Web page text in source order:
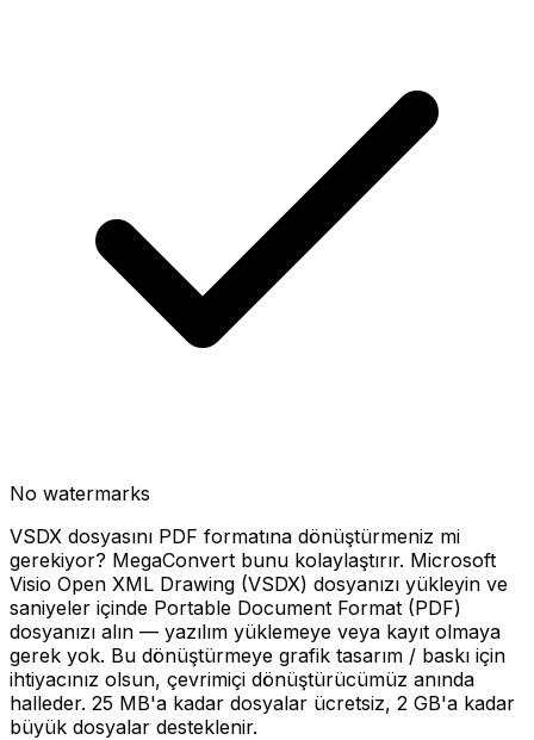
No watermarks
VSDX dosyasını PDF formatına dönüştürmeniz mi
gerekiyor? MegaConvert bunu kolaylaştırır. Microsoft
Visio Open XML Drawing (VSDX) dosyanızı yükleyin ve
saniyeler içinde Portable Document Format (PDF)
dosyanızı alın — yazılım yüklemeye veya kayıt olmaya
gerek yok. Bu dönüştürmeye grafik tasarım / baskı için
ihtiyacınız olsun, çevrimiçi dönüştürücümüz anında
halleder. 25 MB'a kadar dosyalar ücretsiz, 2 GB'a kadar
büyük dosyalar desteklenir.